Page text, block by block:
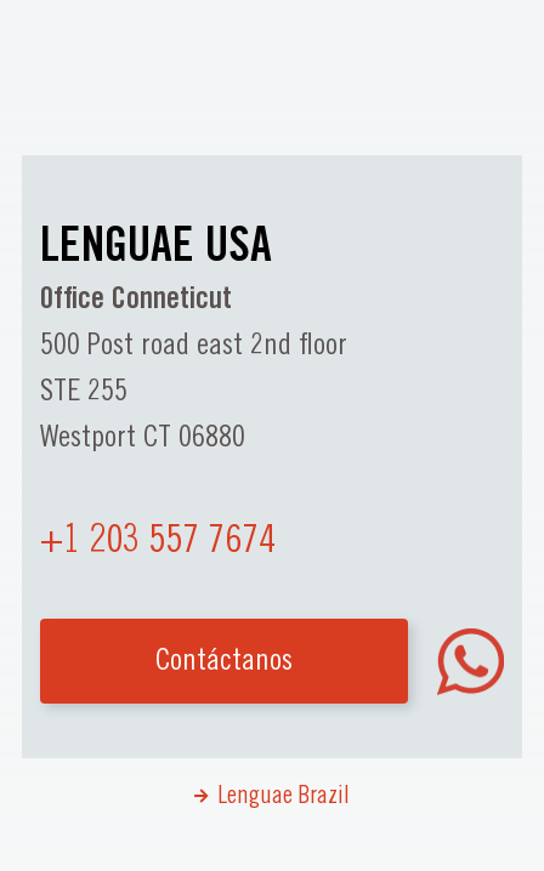
LENGUAE USA
Office Conneticut
500 Post road east 2nd floor
STE 255
Westport CT 06880
+1 203 557 7674
Contáctanos
Lenguae Brazil